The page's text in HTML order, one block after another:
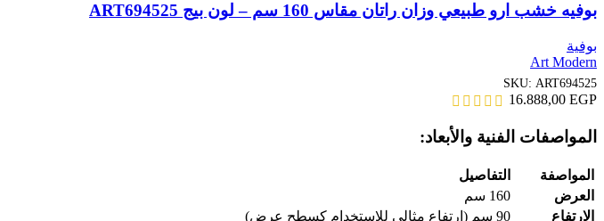
بوفيه خشب ارو طبيعي وزان راتان مقاس 160 سم – لون بيج ART694525
بوفية
Art Modern
SKU: ART694525
16.888,00 EGP
المواصفات الفنية والأبعاد:
المواصفة
التفاصيل
العرض
160 سم
الارتفاع
90 سم (ارتفاع مثالي للاستخدام كسطح عرض)